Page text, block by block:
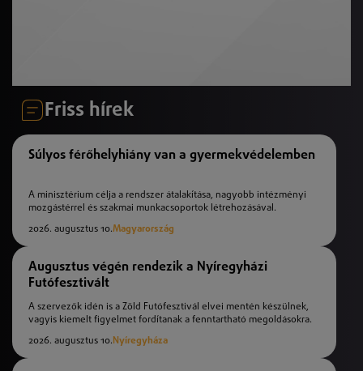
Friss hírek
Súlyos férőhelyhiány van a gyermekvédelemben
A minisztérium célja a rendszer átalakítása, nagyobb intézményi
mozgástérrel és szakmai munkacsoportok létrehozásával.
2026. augusztus 10.Magyarország
Augusztus végén rendezik a Nyíregyházi
Futófesztivált
A szervezők idén is a Zöld Futófesztivál elvei mentén készülnek,
vagyis kiemelt figyelmet fordítanak a fenntartható megoldásokra.
2026. augusztus 10. Nyíregyháza